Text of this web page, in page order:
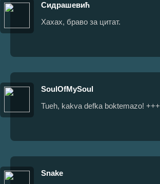
Сидрашевић
Хахах, браво за цитат.
SoulOfMySoul
Tueh, kakva defka boktemazo! +++
Snake